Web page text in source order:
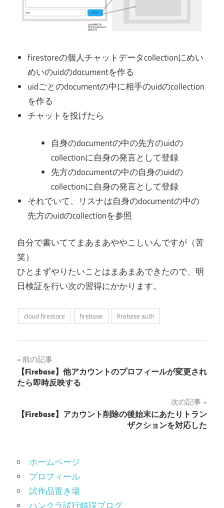
firestoreの個人チャットデータcollectionにめい
めいのuidのdocumentを作る
uidごとのdocumentの中に相手のuidのcollection
を作る
チャットを投げたら
自身のdocumentの中の先方のuidの
collectionに自身の発言として登録
先方のdocumentの中の自身のuidの
collectionに自身の発言として登録
それでいて、リスナは自身のdocumentの中の
先方のuidのcollectionを参照
自分で書いててまあまあややこしいんですが（苦
笑）
ひとまずやりたいことはまあまあできたので、明
日検証を行い次の習得にかかります。
cloud firestore firebase firebase auth
投
稿
ビ
ー
シ
ョ
前の記事
【Firebase】他アカウントのプロフィールが変更され
たら即時反映する
次の記事
【Firebase】アカウント削除の後始末にあたりトラン
ザクションを対応した
ホームページ
プロフィール
試作品置き場
ハンクラ試行錯誤ブログ